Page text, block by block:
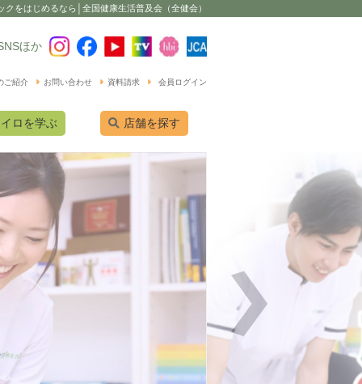
クをはじめるなら│全国健康生活普及会（全健会）
ほか
ご紹介 お問い合わせ 資料請求 会員ログイン
ロを学ぶ 店舗を探す